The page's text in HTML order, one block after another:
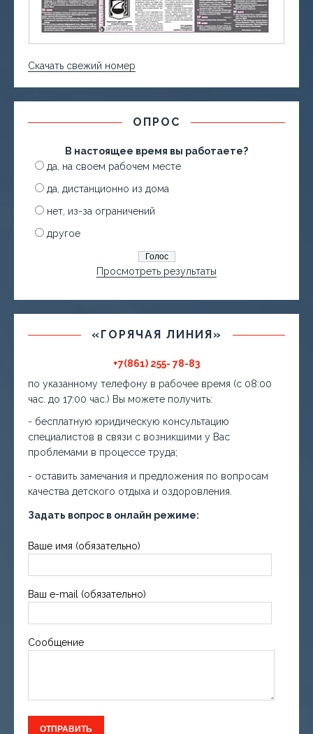
Скачать свежий номер
ОПРОС
В настоящее время вы работаете?
да, на своем рабочем месте
да, дистанционно из дома
нет, из-за ограничений
другое
Просмотреть результаты
«ГОРЯЧАЯ ЛИНИЯ»
+7(861) 255- 78-83
по указанному телефону в рабочее время (с 08:00
час. до 17:00 час.) Вы можете получить:
- бесплатную юридическую консультацию
специалистов в связи с возникшими у Вас
проблемами в процессе труда;
- оставить замечания и предложения по вопросам
качества детского отдыха и оздоровления.
Задать вопрос в онлайн режиме:
Ваше имя (обязательно)
Ваш e-mail (обязательно)
Сообщение